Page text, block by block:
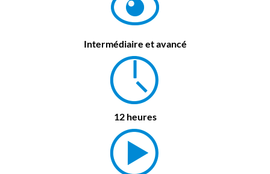
Intermédiaire et avancé
12 heures